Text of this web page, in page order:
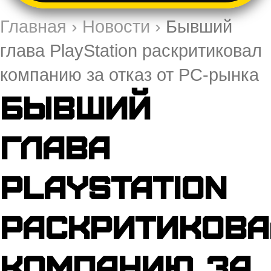
Главная›Новости›Бывший
глава PlayStation раскритиковал
компанию за отказ от PC-рынка
Бывший
глава
PlayStation